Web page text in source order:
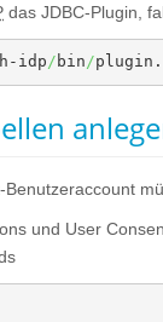
das JDBC-Plugin,
idp/ bin/
und User